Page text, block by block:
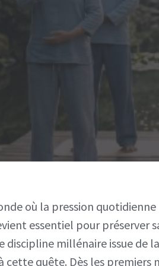
où la pression
essentiel pour préserver
discipline millénaire issue de
cette quête. Dès les